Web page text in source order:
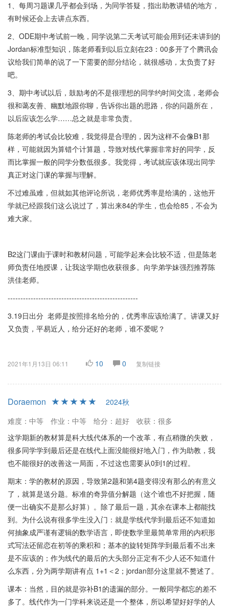
1、每周习题课几乎都会到场，为同学答疑，指出助教讲错的地方，
有时候还会上去讲点东西。
2、ODE期中考试前一晚，同学说第二天考试可能会用到还未讲到的
Jordan标准型知识，陈老师看到以后立刻在23：00多开了个腾讯会
议给我们简单的说了一下需要的部分结论，就很感动，太负责了好
吧。
3、期中考试以后，鼓励考的不是很理想的同学约时间交流，老师会
很和蔼友善、幽默地跟你聊，告诉你出题的思路，你的问题所在，
以后应该怎么学……总之就是非常负责。
陈老师的考试会比较难，我觉得是合理的，因为这样不会像B1那
样，可能就因为算错个计算题，导致对线代掌握非常好的同学，反
而比掌握一般的同学分数低很多。我觉得，考试就应该体现出同学
真正对这门课的掌握与理解。
不过难虽难，但就如其他评论所说，老师优秀率是给满的，这他开
学就已经跟我们这么说过了，算出来84的学生，也会给85，不会为
难大家。
B2这门课由于课时和教材问题，可能学起来会比较不适，但是陈老
师负责任地授课，让我这学期也收获很多。向学弟学妹强烈推荐陈
洪佳老师。
---------------------------------------------------
3.19日出分 老师是按照排名给分的，优秀率应该给满了。讲课又好
又负责，平易近人，给分还好的老师，谁不爱呢？
2021年1月13日 06:11 10 0 复制链接
Doraemon
2024秋
难度：中等
作业：中等 给分：超好
收获：很多
这学期新的教材算是科大线代体系的一个改革，有点稍微的失败，
很多同学学到最后还是在线代上面没能很好地入门，作为助教，我
也不能很好的改善这一局面，不过这也需要从0到1的过程。
期末：学的教材的原因，导致第2题和第4题变得没有那么的有意义
了，就算是送分题。标准的奇异值分解题（这个谁也不好把握，随
便一出确实不是那么好算）。除了最后一题，其余在课本上都能找
到。为什么说有很多学生没入门：就是学线代学到最后还不知道如
何抽象成严谨有逻辑的数学语言，即使数学里最简单常用的内积形
式写法还留恋在初等的乘积和；基本的旋转矩阵学到最后看不出来
是不应该的；作为线代的最后的大头部分正定有不少人还不知道什
么东西，分为两学期讲有点 1+1＜2；jordan部分这里就不赘述了。
课本：当然，目的就是弥补B1的遗漏的部分。一般同学都忘的差不
多了。线代作为一门学科来说还是一个整体，所以希望好好学的人